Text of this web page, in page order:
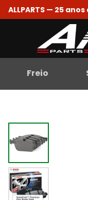
ALLPARTS — 25
Freio